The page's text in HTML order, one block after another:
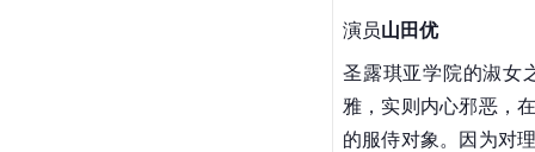
演员山田优
圣露琪亚学院的淑女
雅，实则内心邪恶，
的服侍对象。因为对